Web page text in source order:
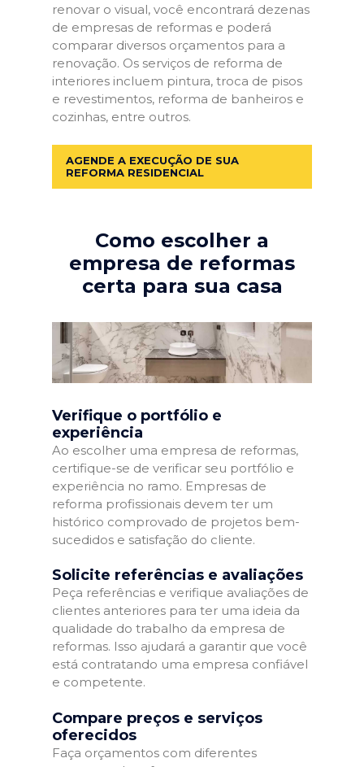
renovar o visual, você encontrará dezenas
de empresas de reformas e poderá
comparar diversos orçamentos para a
renovação. Os serviços de reforma de
interiores incluem pintura, troca de pisos
e revestimentos, reforma de banheiros e
cozinhas, entre outros.
AGENDE A EXECUÇÃO DE SUA
REFORMA RESIDENCIAL
Como escolher a
empresa de reformas
certa para sua casa
Verifique o portfólio e
experiência
Ao escolher uma empresa de reformas,
certifique-se de verificar seu portfólio e
experiência no ramo. Empresas de
reforma profissionais devem ter um
histórico comprovado de projetos bem-
sucedidos e satisfação do cliente.
Solicite referências e avaliações
Peça referências e verifique avaliações de
clientes anteriores para ter uma ideia da
qualidade do trabalho da empresa de
reformas. Isso ajudará a garantir que você
está contratando uma empresa confiável
e competente.
Compare preços e serviços
oferecidos
Faça orçamentos com diferentes